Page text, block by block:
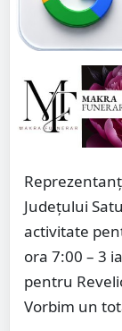
Județului
activitate
ora 7:00 – 3
pentru
Vorbim un